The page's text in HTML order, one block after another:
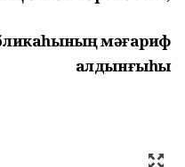
һыныңмәғариф
алдынғыһы